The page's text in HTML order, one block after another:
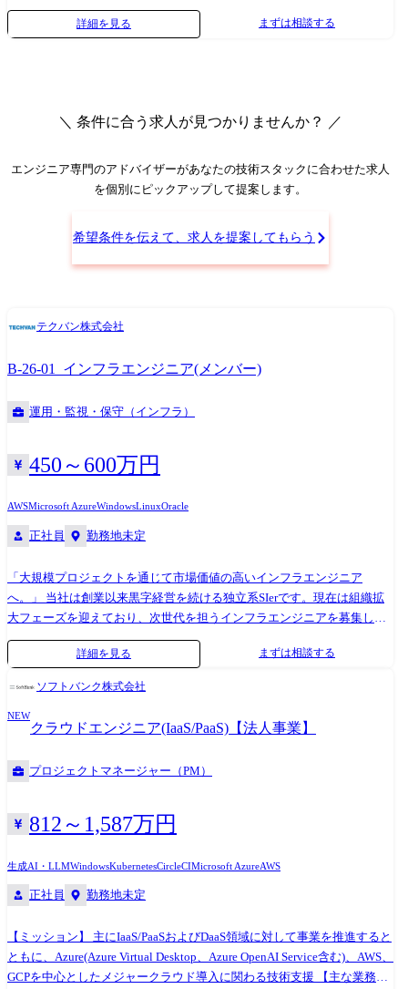
ツール】 ・Slack ・Notion ・Github ・Google Workspace(meet, calendar,
gmail)
ポジションです。 ・技術選定をはじめとするアーキテクチャ設計 ・機能
要件に基づいたWebアプリケーションの設計、実装、テスト、デプロイ
Platform / CDKTF 【主な利用ツール】 ・Slack ・Notion ・Github ・
い不動産取引は、いいエージェントから。」を当たり前にするプラット
フォームをつくることで、中古物件の取引数が増加する住宅市場におい
くり、誰もがより自由に安心して不動産売買取引ができる世界の実現を
社して電話を何度もかけないと営業ができない」「顧客に提示する住宅
を調査して、物件価格を決める」等、不動産を売買したい人も仕事とし
います。 そういった古い商習慣を変えるべく、TERASSでは不動産取引
社では年間2～3つの新規プロダクトを開発しています。
詳細を見る まずは相談する
＼ 条件に合う求人が見つかりませんか？ ／
エンジニア専門のアドバイザーがあなたの技術スタックに合わせた求人
を個別にピックアップして提案します。
希望条件を伝えて、求人を提案してもらう
テクバン株式会社
B-26-01_インフラエンジニア(メンバー)
運用・監視・保守（インフラ）
450～600万円
AWSMicrosoft AzureWindowsLinuxOracle
正社員 勤務地未定
「大規模プロジェクトを通じて市場価値の高いインフラエンジニア
へ。」 当社は創業以来黒字経営を続ける独立系SIerです。現在は組織拡
大フェーズを迎えており、次世代を担うインフラエンジニアを募集して
います。 大手SIerとの強固な取引基盤を持ち、大規模案件や長期プロジ
ェクトが豊富にあるため、サーバー・ネットワーク・クラウド領域で着
ニアです。 活気ある組織の中で、技術力を磨きながら上流工程やリーダ
ーポジションにも挑戦可能。安定した経営基盤と成長環境が共存する当
社で、次のキャリアステップを実現しませんか。 ●主な業務 ・サーバー
(Windows/Linux)の設計・構築・運用 ・ネットワークの設計・構築・運用
対応 ●プロジェクト例 ・大手企業向け基幹システムインフラ構築 ・官公
庁向け大規模インフラ運用案件 ・クラウド移行プロジェクト ・サーバー
詳細を見る まずは相談する
ソフトバンク株式会社
NEW
クラウドエンジニア(IaaS/PaaS)【法人事業】
プロジェクトマネージャー（PM）
812～1,587万円
生成AI・LLMWindowsKubernetesCircleCIMicrosoft AzureAWS
正社員 勤務地未定
【ミッション】 主にIaaS/PaaSおよびDaaS領域に対して事業を推進すると
ともに、Azure(Azure Virtual Desktop、Azure OpenAI Service含む)、AWS、
GCPを中心としたメジャークラウド導入に関わる技術支援 【主な業務】